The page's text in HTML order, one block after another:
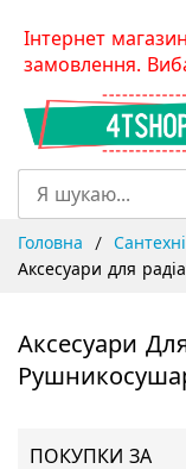
SkipІнтернет
замовлення.
Головна
Аксесуари для
Аксесуари
ПОКУПКИ ЗА